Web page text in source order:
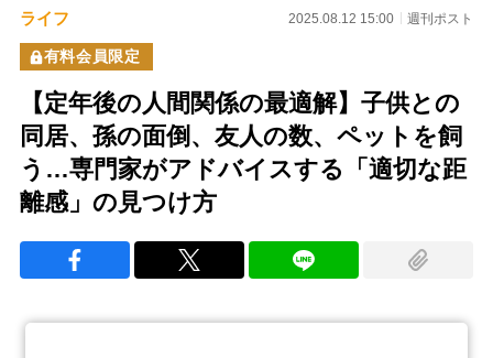
ライフ 2025.08.12 15:00 週刊ポスト
有料会員限定
【定年後の人間関係の最適解】子供との
同居、孫の面倒、友人の数、ペットを飼
う…専門家がアドバイスする「適切な距
離感」の見つけ方